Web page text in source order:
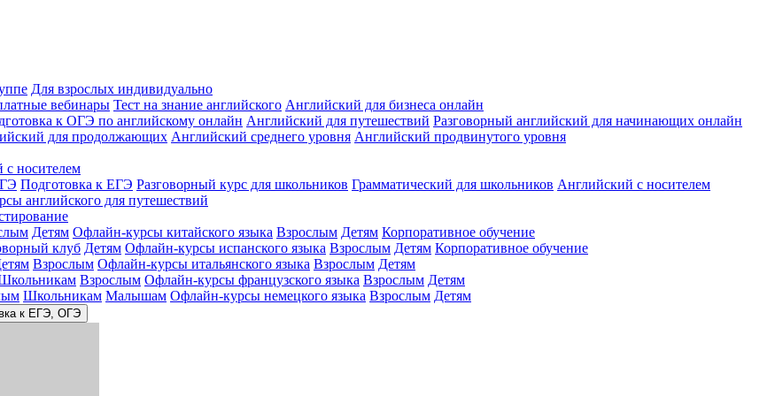
Для взрослых индивидуально
вебинары Тест на знание английского Английский для бизнеса онлайн
к ОГЭ по английскому онлайн Английский для путешествий Разговорный английский для начинающих онлайн
для продолжающих Английский среднего уровня Английский продвинутого уровня
с носителем
Подготовка к ЕГЭ Разговорный курс для школьников Грамматический для школьников Английский с носителем
английского для путешествий
Детям Офлайн-курсы китайского языка Взрослым Детям Корпоративное обучение
клуб Детям Офлайн-курсы испанского языка Взрослым Детям Корпоративное обучение
Взрослым Офлайн-курсы итальянского языка Взрослым Детям
Взрослым Офлайн-курсы французского языка Взрослым Детям
Школьникам Малышам Офлайн-курсы немецкого языка Взрослым Детям
к ЕГЭ, ОГЭ